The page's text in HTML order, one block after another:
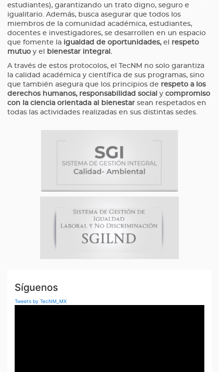
estudiantes), garantizando un trato digno, seguro e
igualitario. Además, busca asegurar que todos los
miembros de la comunidad académica, estudiantes,
docentes e investigadores, se desarrollen en un espacio
que fomente la igualdad de oportunidades, el respeto
mutuo y el bienestar integral .
A través de estos protocolos, el TecNM no solo garantiza
la calidad académica y científica de sus programas, sino
que también asegura que los principios de respeto a los
derechos humanos, responsabilidad social y compromiso
con la ciencia orientada al bienestar sean respetados en
todas las actividades realizadas en sus distintas sedes.
Síguenos
Tweets by TecNM_MX